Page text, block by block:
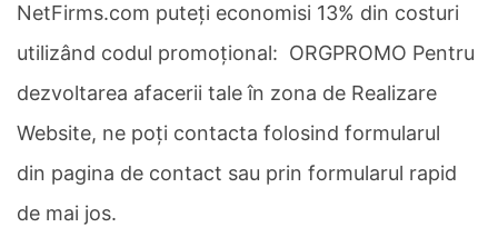
NetFirms.com puteţi economisi 13% din costuri
utilizând codul promoţional: ORGPROMO Pentru
dezvoltarea afacerii tale în zona de Realizare
Website, ne poți contacta folosind formularul
din pagina de contact sau prin formularul rapid
de mai jos.